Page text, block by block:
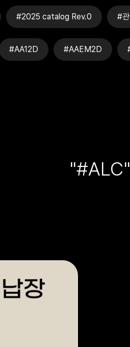
#2025 catalog Rev.0 #관
#AA12D #AAEM2D